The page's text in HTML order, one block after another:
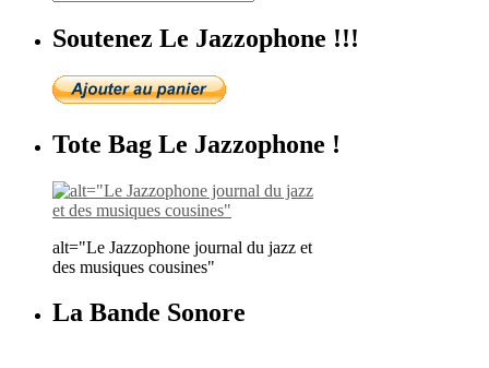
Soutenez Le Jazzophone !!!
Tote Bag Le Jazzophone !
alt="Le Jazzophone journal du jazz et
des musiques cousines"
La Bande Sonore